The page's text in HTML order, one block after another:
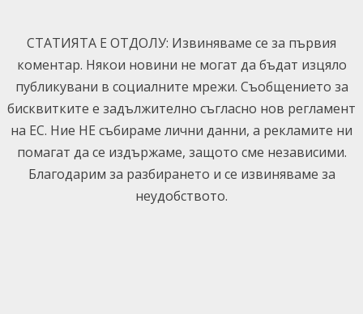
content
СТАТИЯТА Е ОТДОЛУ: Извиняваме се за първия
коментар. Някои новини не могат да бъдат изцяло
публикувани в социалните мрежи. Съобщението за
бисквитките е задължително съгласно нов регламент
на ЕС. Ние НЕ събираме лични данни, а рекламите ни
помагат да се издържаме, защото сме независими.
Благодарим за разбирането и се извиняваме за
неудобството.